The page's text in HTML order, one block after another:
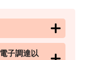
子調達以